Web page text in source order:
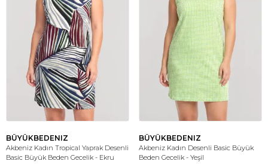
BÜYÜKBEDENIZ
Akbeniz Kadın Tropical Yaprak Desenli
Basic Büyük Beden Gecelik - Ekru
BÜYÜKBEDENIZ
Akbeniz Kadın Desenli Basic Büyük
Beden Gecelik - Yeşil